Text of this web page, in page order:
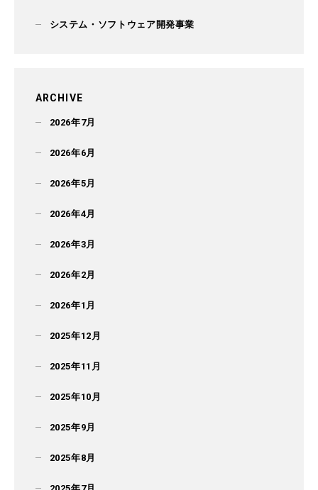
システム・ソフトウェア開発事業
ARCHIVE
2026年7月
2026年6月
2026年5月
2026年4月
2026年3月
2026年2月
2026年1月
2025年12月
2025年11月
2025年10月
2025年9月
2025年8月